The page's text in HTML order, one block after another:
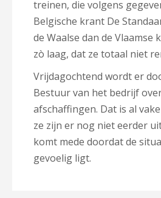
treinen, die volgens
Belgische krant De
de Waalse dan de Vlaamse
zò laag, dat ze totaal niet
Vrijdagochtend wordt er
Bestuur van het bedrijf
afschaffingen. Dat is al
ze zijn er nog niet eerder
komt mede doordat de
gevoelig ligt.